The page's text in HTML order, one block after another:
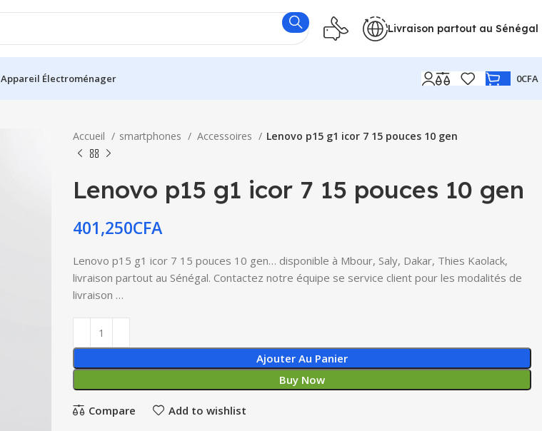
Livraison partout au Sénégal
Appareil Électroménager 0CFA
Accueil smartphones Accessoires Lenovo p15 g1 icor 7 15 pouces 10 gen
Lenovo p15 g1 icor 7 15 pouces 10 gen
401,250CFA
Lenovo p15 g1 icor 7 15 pouces 10 gen… disponible à Mbour, Saly, Dakar, Thies Kaolack,
livraison partout au Sénégal. Contactez notre équipe se service client pour les modalités de
livraison …
Ajouter Au Panier
Buy Now
Compare Add to wishlist